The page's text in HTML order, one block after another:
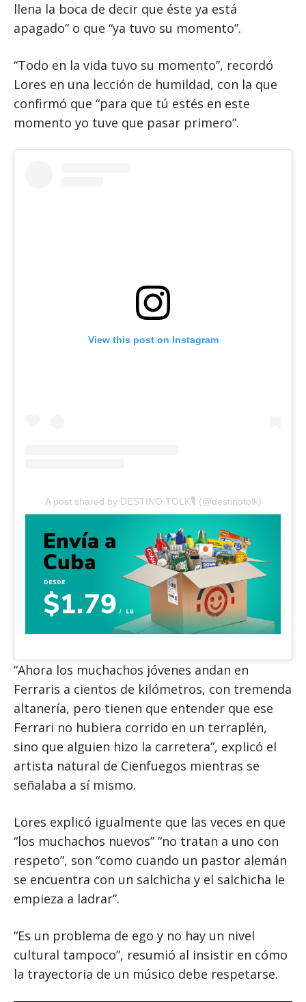
llena la boca de decir que éste ya está
apagado” o que “ya tuvo su momento”.
“Todo en la vida tuvo su momento”, recordó
Lores en una lección de humildad, con la que
confirmó que “para que tú estés en este
momento yo tuve que pasar primero”.
View this post on Instagram
A post shared by DESTINO TOLK🎙️ (@destinotolk)
“Ahora los muchachos jóvenes andan en
Ferraris a cientos de kilómetros, con tremenda
altanería, pero tienen que entender que ese
Ferrari no hubiera corrido en un terraplén,
sino que alguien hizo la carretera”, explicó el
artista natural de Cienfuegos mientras se
señalaba a sí mismo.
Lores explicó igualmente que las veces en que
“los muchachos nuevos” “no tratan a uno con
respeto”, son “como cuando un pastor alemán
se encuentra con un salchicha y el salchicha le
empieza a ladrar”.
“Es un problema de ego y no hay un nivel
cultural tampoco”, resumió al insistir en cómo
la trayectoria de un músico debe respetarse.